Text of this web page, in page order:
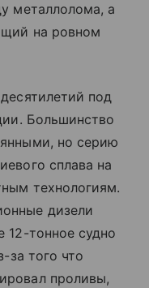
металлолома, а
на ровном
под
Большинство
но серию
сплава на
технологиям.
дизели
12-тонное судно
за того что
проливы,